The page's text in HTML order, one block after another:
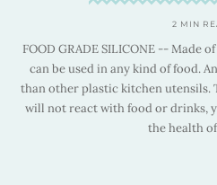
2 MIN
FOOD GRADE SILICONE -- Made
can be used in any kind of food.
than other plastic kitchen utensils.
will not react with food or drinks,
the health